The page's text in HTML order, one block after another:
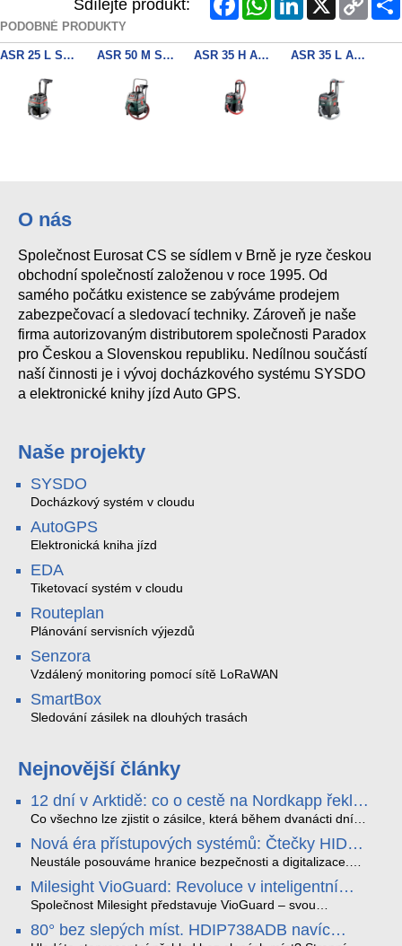
Sdílejte produkt:
Link
PODOBNÉ PRODUKTY
ASR 25 L SC mnohoúčelový vysavač ASR 50 M SC mnohoúčelový vysavač ASR 35 H ACP mnohoúčelový vysavač ASR 35 L ACP mnohoúčelový vysavač
O nás
Společnost Eurosat CS se sídlem v Brně je ryze českou
obchodní společností založenou v roce 1995. Od
samého počátku existence se zabýváme prodejem
zabezpečovací a sledovací techniky. Zároveň je naše
firma autorizovaným distributorem společnosti Paradox
pro Českou a Slovenskou republiku. Nedílnou součástí
naší činnosti je i vývoj docházkového systému SYSDO
a elektronické knihy jízd Auto GPS.
Naše projekty
SYSDO
Docházkový systém v cloudu
AutoGPS
Elektronická kniha jízd
EDA
Tiketovací systém v cloudu
Routeplan
Plánování servisních výjezdů
Senzora
Vzdálený monitoring pomocí sítě LoRaWAN
SmartBox
Sledování zásilek na dlouhých trasách
Nejnovější články
12 dní v Arktidě: co o cestě na Nordkapp řekla
data ze SMARTBOX 2 MAX
Co všechno lze zjistit o zásilce, která během dvanácti dní
projede Arktidou? SMARTBOX 2 MAX jsme vzali na trasu z
Tromsø přes Lofoty, Kirunu a finské Laponsko až na
Nordkapp. Bez jediného dobití, v mrazu až −13 °C a mimo
otřesy i náklon. Výsledkem není jen čára na mapě, ale
podrobný datový příběh celé cesty.
Nová éra přístupových systémů: Čtečky HID
Signo
Neustále posouváme hranice bezpečnosti a digitalizace.
v oblasti kontroly přístupu – moderní a vysoce univerzální
čtečky HID Signo.
Milesight VioGuard: Revoluce v inteligentní
detekci dopravních přestupků
Společnost Milesight představuje VioGuard – svou
dopravních přestupků. Tento systém, poháněný
80° bez slepých míst. HDIP738ADB navíc